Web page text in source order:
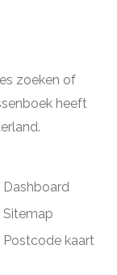
zoeken of
heeft
Dashboard
Sitemap
Postcode kaart